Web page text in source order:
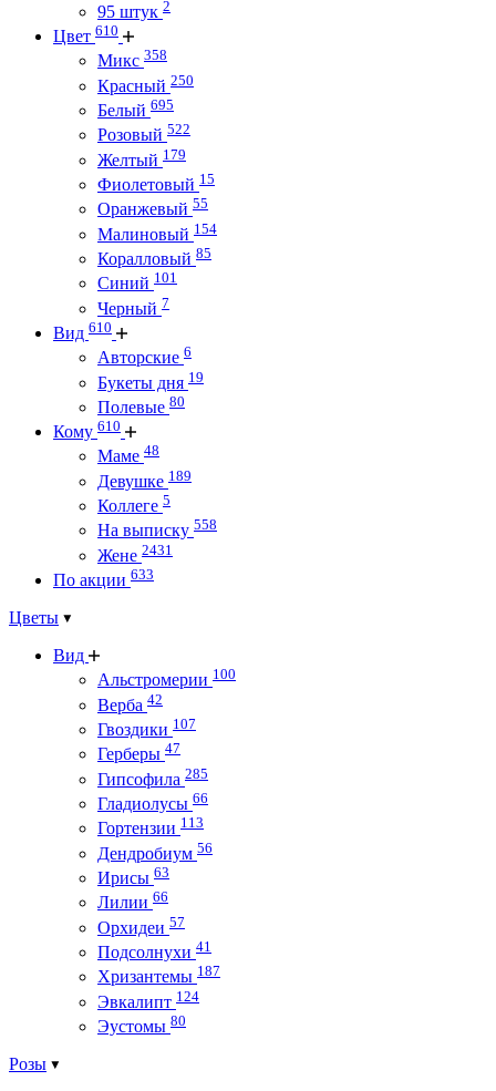
95 штук 2
Цвет 610
Микс 358
Красный 250
Белый 695
Розовый 522
Желтый 179
Фиолетовый 15
Оранжевый 55
Малиновый 154
Коралловый 85
Синий 101
Черный 7
Вид 610
Авторские 6
Букеты дня 19
Полевые 80
Кому 610
Маме 48
Девушке 189
Коллеге 5
На выписку 558
Жене 2431
По акции 633
Цветы
Вид
Альстромерии 100
Верба 42
Гвоздики 107
Герберы 47
Гипсофила 285
Гладиолусы 66
Гортензии 113
Дендробиум 56
Ирисы 63
Лилии 66
Орхидеи 57
Подсолнухи 41
Хризантемы 187
Эвкалипт 124
Эустомы 80
Розы